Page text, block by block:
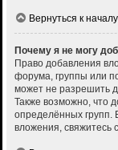
Вернуться к началу
Почему я не могу
Право добавления
форума, группы или
может не разрешить
Также возможно, что
определённых групп.
вложения, свяжитесь